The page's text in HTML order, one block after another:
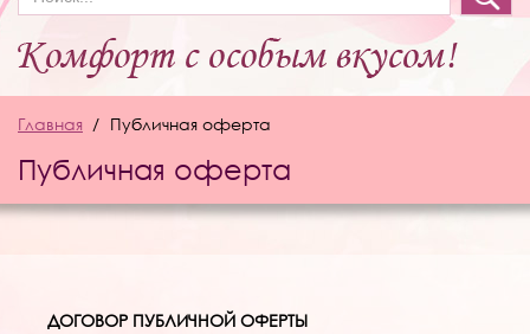
Форма поиска
Главная Публичная оферта
Публичная оферта
ДОГОВОР ПУБЛИЧНОЙ ОФЕРТЫ